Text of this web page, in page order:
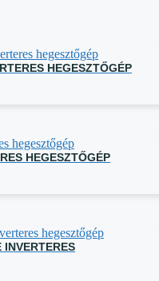
HEGESZTŐGÉP
HEGESZTŐGÉP